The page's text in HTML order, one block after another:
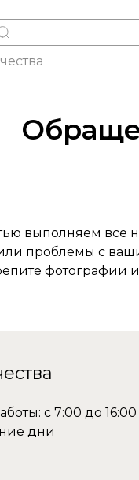
выполняем все
проблемы с
фотографии
с 7:00 до 16:00
дни